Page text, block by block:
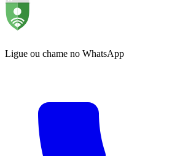
Ligue ou chame no WhatsApp